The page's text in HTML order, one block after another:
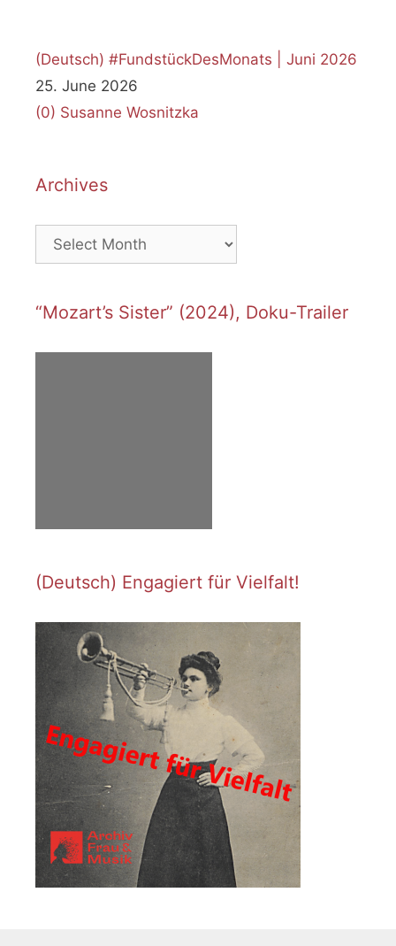
(Deutsch) #FundstückDesMonats | Juni 2026
25. June 2026
(0) Susanne Wosnitzka
Archives
Archives
“Mozart’s Sister” (2024), Doku-Trailer
(Deutsch) Engagiert für Vielfalt!